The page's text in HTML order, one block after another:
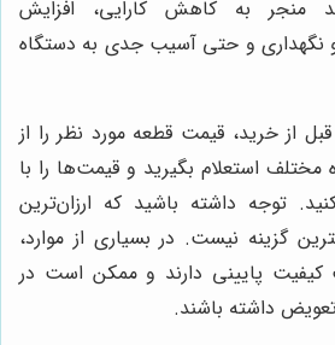
منجر به کاهش کارایی، افزایش
نگهداری و حتی آسیب جدی به دستگاه
قبل از خرید، قیمت قطعه مورد نظر را از
مختلف استعلام بگیرید و قیمت‌ها را با
توجه داشته باشید که ارزان‌ترین
گزینه نیست. در بسیاری از موارد،
کیفیت پایینی دارند و ممکن است در
داشته باشند.